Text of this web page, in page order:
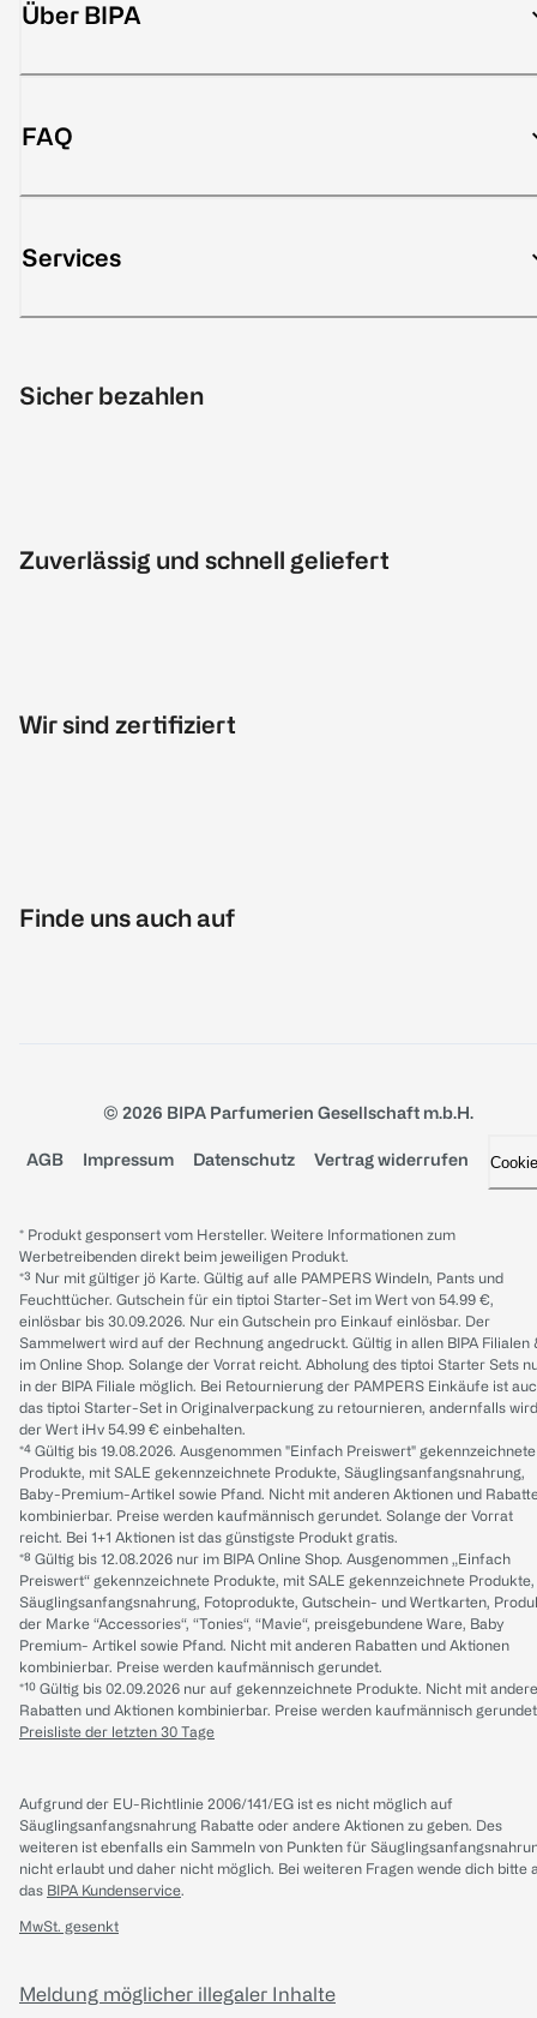
Über BIPA
FAQ
Services
Sicher bezahlen
Zuverlässig und schnell geliefert
Wir sind zertifiziert
Finde uns auch auf
© 2026 BIPA Parfumerien Gesellschaft m.b.H.
AGB Impressum Datenschutz Vertrag widerrufen
* Produkt gesponsert vom Hersteller. Weitere Informationen zum
Werbetreibenden direkt beim jeweiligen Produkt.
*³ Nur mit gültiger jö Karte. Gültig auf alle PAMPERS Windeln, Pants und
Feuchttücher. Gutschein für ein tiptoi Starter-Set im Wert von 54.99 €,
einlösbar bis 30.09.2026. Nur ein Gutschein pro Einkauf einlösbar. Der
Sammelwert wird auf der Rechnung angedruckt. Gültig in allen BIPA Filialen
im Online Shop. Solange der Vorrat reicht. Abholung des tiptoi Starter Sets
in der BIPA Filiale möglich. Bei Retournierung der PAMPERS Einkäufe ist
das tiptoi Starter-Set in Originalverpackung zu retournieren, andernfalls wird
der Wert iHv 54.99 € einbehalten.
*⁴ Gültig bis 19.08.2026. Ausgenommen "Einfach Preiswert" gekennzeichnete
Produkte, mit SALE gekennzeichnete Produkte, Säuglingsanfangsnahrung,
Baby-Premium-Artikel sowie Pfand. Nicht mit anderen Aktionen und
kombinierbar. Preise werden kaufmännisch gerundet. Solange der Vorrat
reicht. Bei 1+1 Aktionen ist das günstigste Produkt gratis.
*⁸ Gültig bis 12.08.2026 nur im BIPA Online Shop. Ausgenommen „Einfach
Preiswert“ gekennzeichnete Produkte, mit SALE gekennzeichnete Produkte,
Säuglingsanfangsnahrung, Fotoprodukte, Gutschein- und Wertkarten,
der Marke “Accessories“, “Tonies“, “Mavie“, preisgebundene Ware, Baby
Premium- Artikel sowie Pfand. Nicht mit anderen Rabatten und Aktionen
kombinierbar. Preise werden kaufmännisch gerundet.
*¹⁰ Gültig bis 02.09.2026 nur auf gekennzeichnete Produkte. Nicht mit
Rabatten und Aktionen kombinierbar. Preise werden kaufmännisch
Preisliste der letzten 30 Tage
Aufgrund der EU-Richtlinie 2006/141/EG ist es nicht möglich auf
Säuglingsanfangsnahrung Rabatte oder andere Aktionen zu geben. Des
weiteren ist ebenfalls ein Sammeln von Punkten für
nicht erlaubt und daher nicht möglich. Bei weiteren Fragen wende dich bitte
das BIPA Kundenservice.
MwSt. gesenkt
Meldung möglicher illegaler Inhalte